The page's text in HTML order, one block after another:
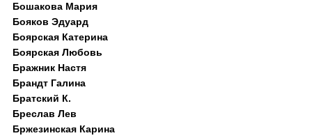
Бошакова Мария
Бояков Эдуард
Боярская Катерина
Боярская Любовь
Бражник Настя
Брандт Галина
Братский К.
Бреслав Лев
Бржезинская Карина